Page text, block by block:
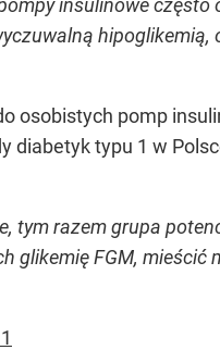
insulinowe często
hipoglikemią,
osobistych pomp
diabetyk typu 1 w
tym razem grupa
glikemię FGM, mieścić